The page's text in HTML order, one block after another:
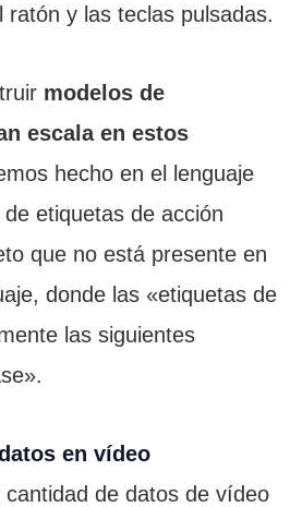
ratón y las teclas pulsadas.
modelos de
escala en estos
hecho en el lenguaje
etiquetas de acción
que no está presente en
donde las «etiquetas de
las siguientes
en vídeo
de datos de vídeo